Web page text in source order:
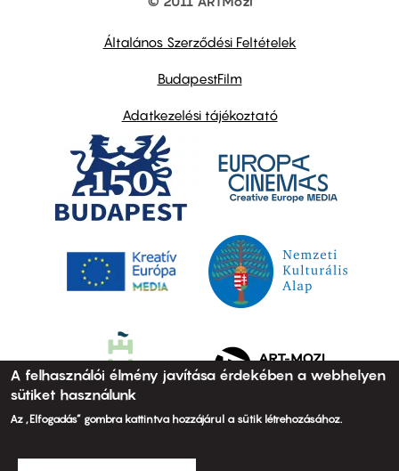
Általános Szerződési Feltételek
BudapestFilm
Adatkezelési tájékoztató
A felhasználói élmény javítása érdekében a webhelyen
sütiket használunk
Az „Elfogadás” gombra kattintva hozzájárul a sütik létrehozásához.